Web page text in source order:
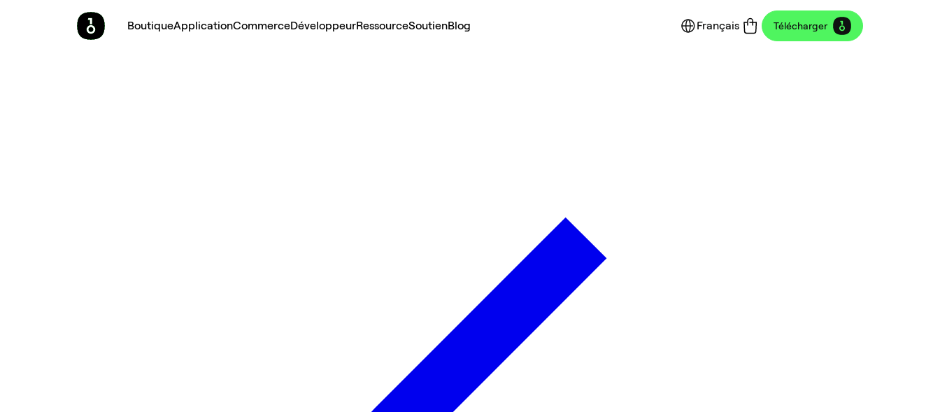
BoutiqueApplicationCommerceDéveloppeurRessourceSoutienBlog Français Télécharger